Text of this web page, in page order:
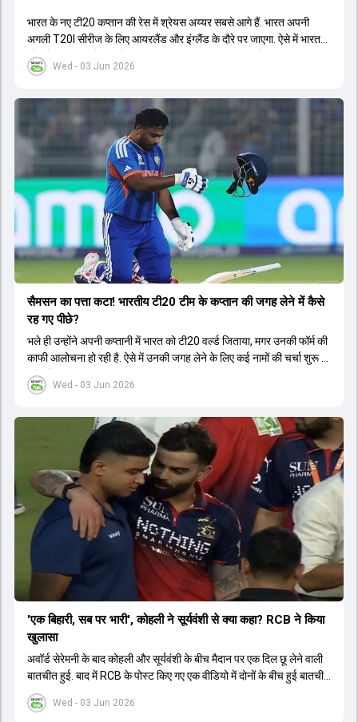
Wed - 03 Jun 2026
भारत के नए टी20 कप्तान की रेस में श्रेयस अय्यर सबसे आगे हैं. भारत अपनी
अगली T20I सीरीज के लिए आयरलैंड और इंग्लैंड के दौरे पर जाएगा. ऐसे में भारत
को श्रेयस अय्यर के रूप में एक नया T20I कप्तान मिल सकता है.
Wed - 03 Jun 2026
सैमसन का पत्ता कटा! भारतीय टी20 टीम के कप्तान की जगह लेने में कैसे
रह गए पीछे?
भले ही उन्होंने अपनी कप्तानी में भारत को टी20 वर्ल्ड जिताया, मगर उनकी फॉर्म की
काफी आलोचना हो रही है. ऐसे में उनकी जगह लेने के लिए कई नामों की चर्चा शुरू हो
चुकी है.
Wed - 03 Jun 2026
'एक बिहारी, सब पर भारी', कोहली ने सूर्यवंशी से क्या कहा? RCB ने किया
खुलासा
अवॉर्ड सेरेमनी के बाद कोहली और सूर्यवंशी के बीच मैदान पर एक दिल छू लेने वाली
बातचीत हुई. बाद में RCB के पोस्ट किए गए एक वीडियो में दोनों के बीच हुई बातचीत
का खुलासा हुआ.